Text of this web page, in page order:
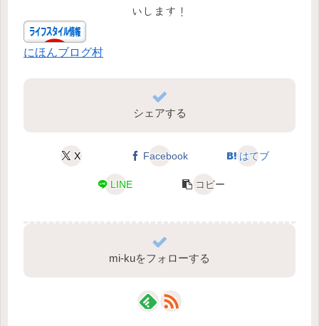
いします！
にほんブログ村
シェアする
X Facebook はてブ
LINE コピー
mi-kuをフォローする